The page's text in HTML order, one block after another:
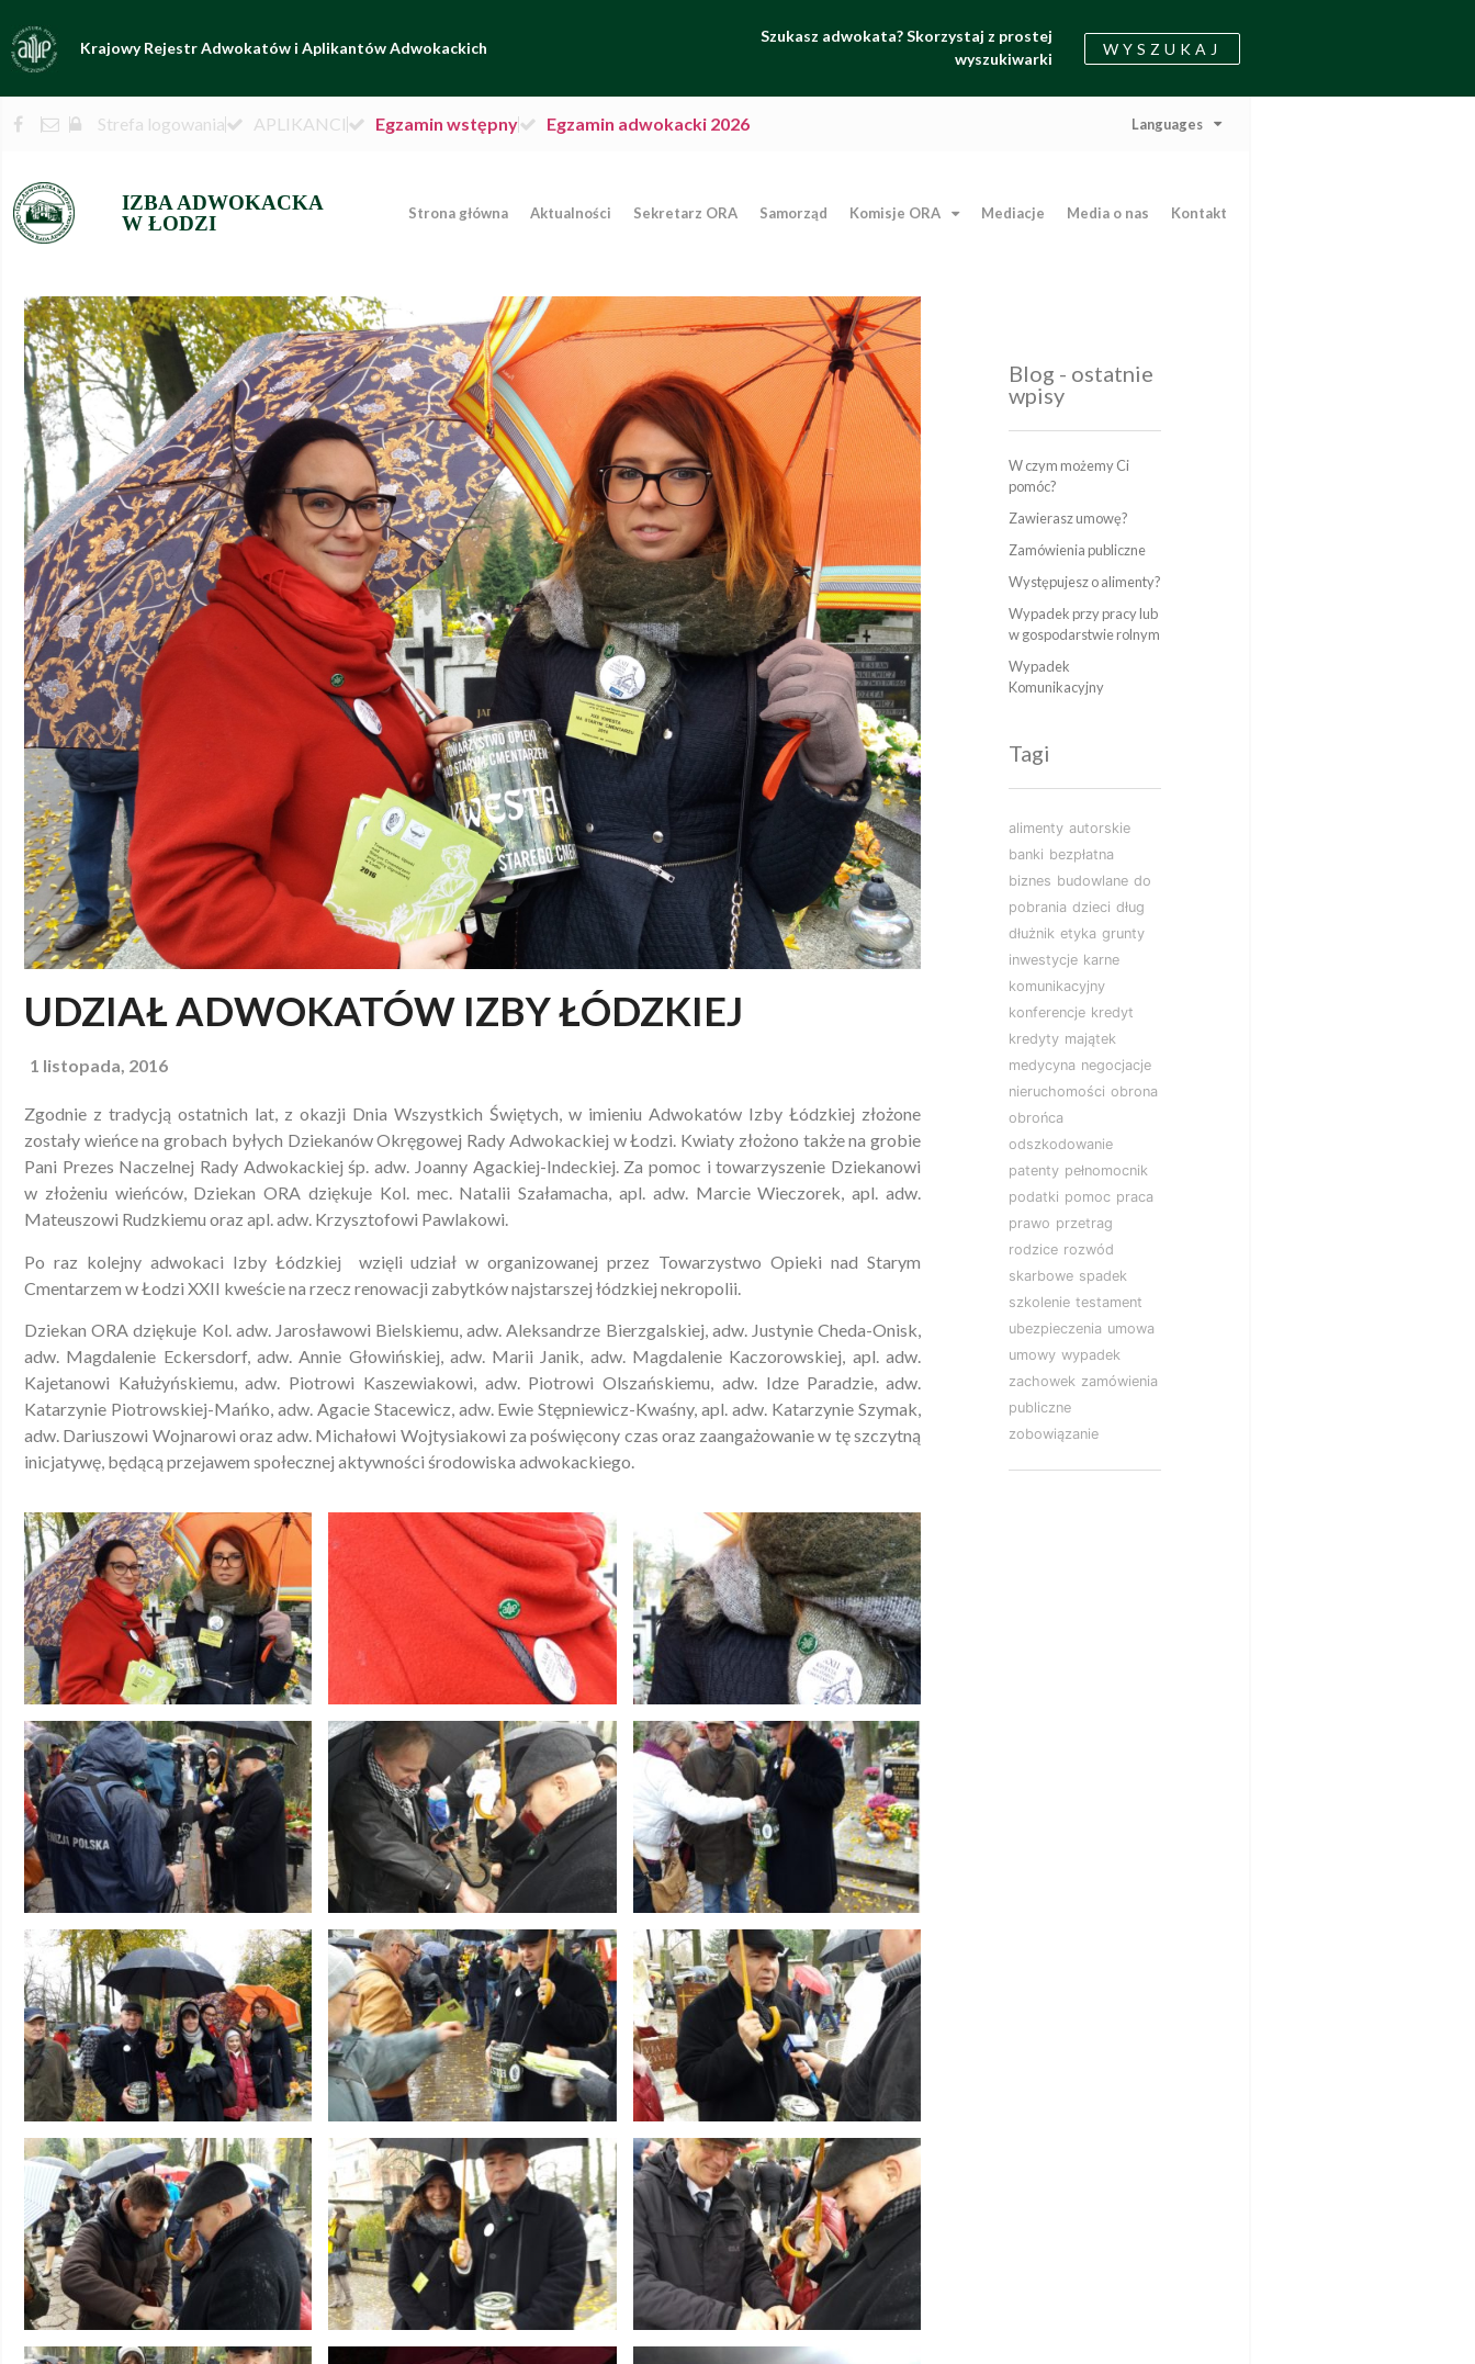
Krajowy Rejestr Adwokatów i Aplikantów Adwokackich
Szukasz adwokata? Skorzystaj z prostej
wyszukiwarki
WYSZUKAJ
Strefa logowania APLIKANCI Egzamin wstępny Egzamin adwokacki 2026 Languages
IZBA ADWOKACKA
W ŁODZI
Strona główna Aktualności Sekretarz ORA Samorząd Komisje ORA Mediacje Media o nas Kontakt
UDZIAŁ ADWOKATÓW IZBY ŁÓDZKIEJ
1 listopada, 2016
Zgodnie z tradycją ostatnich lat, z okazji Dnia Wszystkich Świętych, w imieniu Adwokatów Izby Łódzkiej złożone
zostały wieńce na grobach byłych Dziekanów Okręgowej Rady Adwokackiej w Łodzi. Kwiaty złożono także na grobie
Pani Prezes Naczelnej Rady Adwokackiej śp. adw. Joanny Agackiej-Indeckiej. Za pomoc i towarzyszenie Dziekanowi
w złożeniu wieńców, Dziekan ORA dziękuje Kol. mec. Natalii Szałamacha, apl. adw. Marcie Wieczorek, apl. adw.
Mateuszowi Rudzkiemu oraz apl. adw. Krzysztofowi Pawlakowi.
Po raz kolejny adwokaci Izby Łódzkiej wzięli udział w organizowanej przez Towarzystwo Opieki nad Starym
Cmentarzem w Łodzi XXII kweście na rzecz renowacji zabytków najstarszej łódzkiej nekropolii.
Dziekan ORA dziękuje Kol. adw. Jarosławowi Bielskiemu, adw. Aleksandrze Bierzgalskiej, adw. Justynie Cheda-Onisk,
adw. Magdalenie Eckersdorf, adw. Annie Głowińskiej, adw. Marii Janik, adw. Magdalenie Kaczorowskiej, apl. adw.
Kajetanowi Kałużyńskiemu, adw. Piotrowi Kaszewiakowi, adw. Piotrowi Olszańskiemu, adw. Idze Paradzie, adw.
Katarzynie Piotrowskiej-Mańko, adw. Agacie Stacewicz, adw. Ewie Stępniewicz-Kwaśny, apl. adw. Katarzynie Szymak,
adw. Dariuszowi Wojnarowi oraz adw. Michałowi Wojtysiakowi za poświęcony czas oraz zaangażowanie w tę szczytną
inicjatywę, będącą przejawem społecznej aktywności środowiska adwokackiego.
Blog - ostatnie
wpisy
W czym możemy Ci
pomóc?
Zawierasz umowę?
Zamówienia publiczne
Występujesz o alimenty?
Wypadek przy pracy lub
w gospodarstwie rolnym
Wypadek
Komunikacyjny
Tagi
alimenty autorskie
banki bezpłatna
biznes budowlane do
pobrania dzieci dług
dłużnik etyka grunty
inwestycje karne
komunikacyjny
konferencje kredyt
kredyty majątek
medycyna negocjacje
nieruchomości obrona
obrońca
odszkodowanie
patenty pełnomocnik
podatki pomoc praca
prawo przetrag
rodzice rozwód
skarbowe spadek
szkolenie testament
ubezpieczenia umowa
umowy wypadek
zachowek zamówienia
publiczne
zobowiązanie